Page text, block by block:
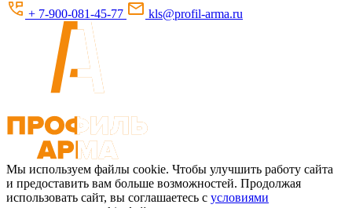
+ 7-900-081-45-77
kls@profil-arma.ru
Мы используем файлы cookie. Чтобы улучшить работу сайта
и предоставить вам больше возможностей. Продолжая
использовать сайт, вы соглашаетесь с условиями